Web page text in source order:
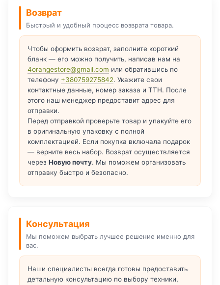
Возврат
Быстрый и удобный процесс возврата товара.
Чтобы оформить возврат, заполните короткий
бланк — его можно получить, написав нам на
4orangestore@gmail.com или обратившись по
телефону +380759275842. Укажите свои
контактные данные, номер заказа и ТТН. После
этого наш менеджер предоставит адрес для
отправки.
Перед отправкой проверьте товар и упакуйте его
в оригинальную упаковку с полной
комплектацией. Если покупка включала подарок
— верните весь набор. Возврат осуществляется
через Новую почту. Мы поможем организовать
отправку быстро и безопасно.
Консультация
Мы поможем выбрать лучшее решение именно для
вас.
Наши специалисты всегда готовы предоставить
детальную консультацию по выбору техники,